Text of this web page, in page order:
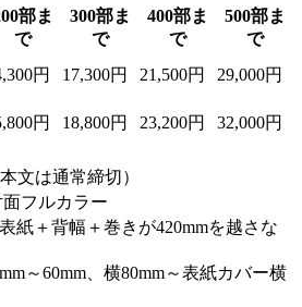
部ま
で
300部ま
で
400部ま
で
500部ま
で
円 17,300円 21,500円
29,000円
円 18,800円 23,200円 32,000円
文は通常締切）
フルカラー
紙＋背幅＋巻きが420mmを越さな
～60mm、横80mm～表紙カバー横